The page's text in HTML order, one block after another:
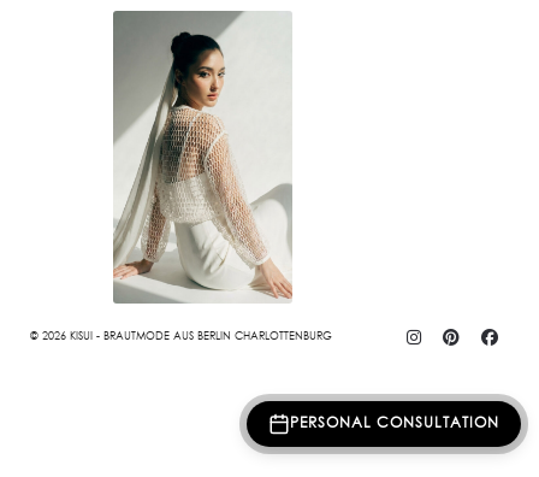
© 2026 KISUI - BRAUTMODE AUS BERLIN CHARLOTTENBURG
PERSONAL CONSULTATION